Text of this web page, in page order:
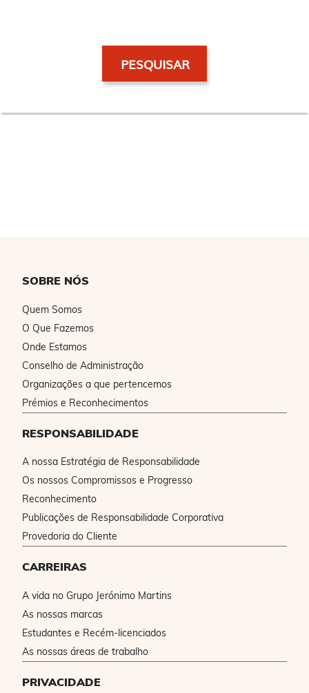
SOBRE NÓS
Quem Somos
O Que Fazemos
Onde Estamos
Conselho de Administração
Organizações a que pertencemos
Prémios e Reconhecimentos
RESPONSABILIDADE
A nossa Estratégia de Responsabilidade
Os nossos Compromissos e Progresso
Reconhecimento
Publicações de Responsabilidade Corporativa
Provedoria do Cliente
CARREIRAS
A vida no Grupo Jerónimo Martins
As nossas marcas
Estudantes e Recém-licenciados
As nossas áreas de trabalho
PRIVACIDADE